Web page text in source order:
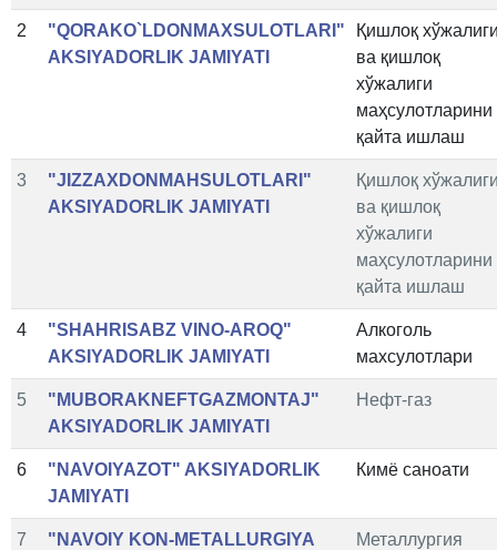
2
"QORAKO`LDONMAXSULOTLARI"
AKSIYADORLIK JAMIYATI
Қишлоқ
ва қишлоқ
хўжалиги
маҳсулотларини
қайта ишлаш
3
"JIZZAXDONMAHSULOTLARI"
AKSIYADORLIK JAMIYATI
Қишлоқ
ва қишлоқ
хўжалиги
маҳсулотларини
қайта ишлаш
4
"SHAHRISABZ VINO-AROQ"
AKSIYADORLIK JAMIYATI
Алкоголь
махсулотлари
5
"MUBORAKNEFTGAZMONTAJ"
AKSIYADORLIK JAMIYATI
Нефт-газ
6
"NAVOIYAZOT" AKSIYADORLIK
JAMIYATI
Кимё саноати
7
"NAVOIY KON-METALLURGIYA
Металлургия